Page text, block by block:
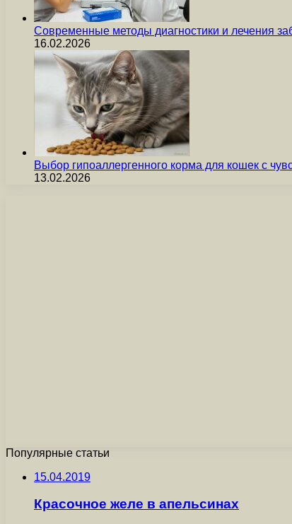
Современные методы диагностики и лечения
16.02.2026
Выбор гипоаллергенного корма для кошек с
13.02.2026
Популярные статьи
15.04.2019
Красочное желе в апельсинах